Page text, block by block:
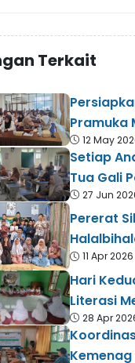
Terkait
Pramuka
12 May
Setiap
Tua Gali
27 Jun
Pererat
11 Apr 2026
Hari
Literasi
28 Apr